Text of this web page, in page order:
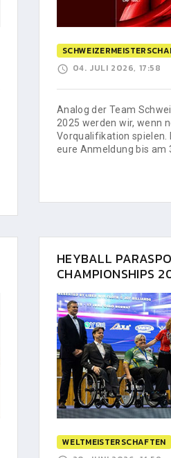
04. JULI 2026, 17:58
Analog der Team
2025 werden wir, wenn
Vorqualifikation spielen.
eure Anmeldung bis am
HEYBALL
CHAMPIONSHIPS
WELTMEISTERSCHAFTEN